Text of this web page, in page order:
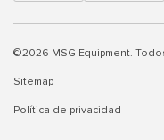
©2026 MSG Equipment.
Sitemap
Política de privacidad